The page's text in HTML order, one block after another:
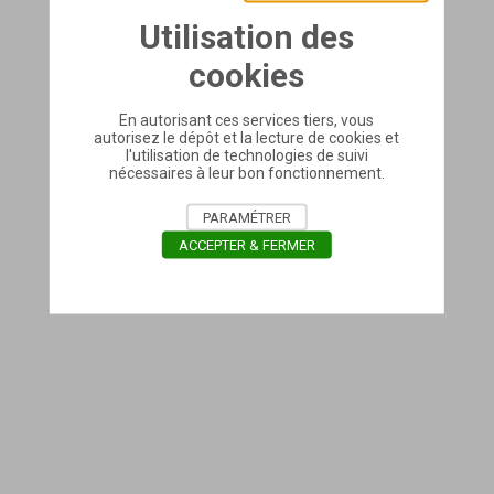
Utilisation des
cookies
En autorisant ces services tiers, vous
autorisez le dépôt et la lecture de cookies et
l'utilisation de technologies de suivi
nécessaires à leur bon fonctionnement.
PARAMÉTRER
ACCEPTER & FERMER